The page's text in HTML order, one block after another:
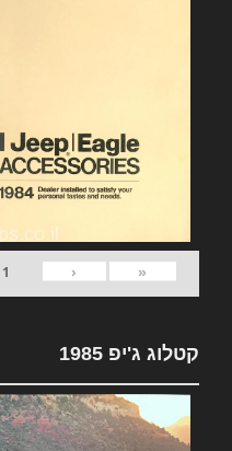
«
‹
1
קטלוג ג'יפ 1985